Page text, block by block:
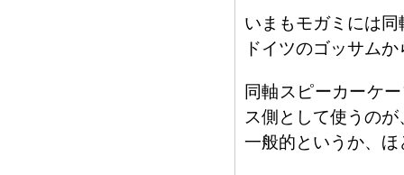
いまもモガミには
ドイツのゴッサム
同軸スピーカーケ
ス側として使うのが
一般的というか、